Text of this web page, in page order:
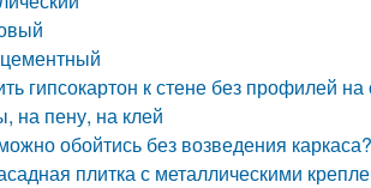
гипсокартон к стене без профилей
на пену, на клей
обойтись без возведения каркаса?
плитка с металлическими